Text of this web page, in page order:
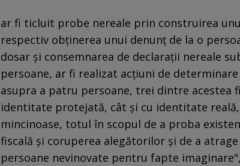
ar fi ticluit probe nereale prin construirea
respectiv obţinerea unui denunţ de la o
dosar şi consemnarea de declaraţii nereale
persoane, ar fi realizat acţiuni de
asupra a patru persoane, trei dintre acestea
identitate protejată, cât şi cu identitate reală,
mincinoase, totul în scopul de a proba
fiscală şi coruperea alegătorilor şi de a
persoane nevinovate pentru fapte